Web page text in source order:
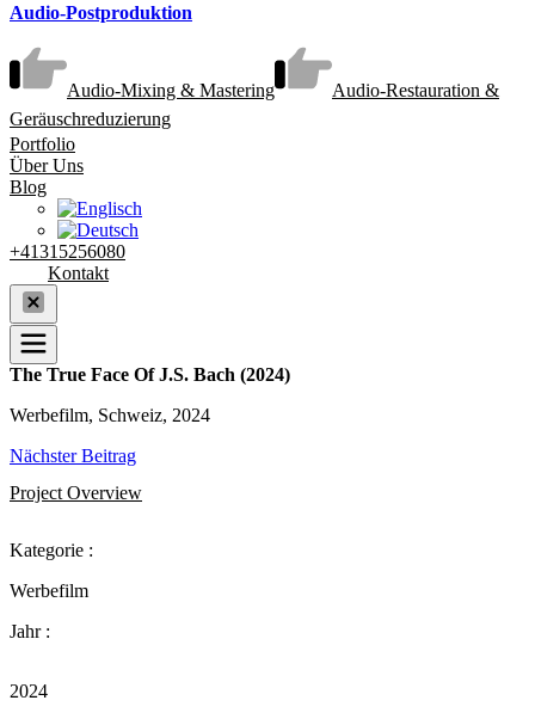
Audio-Postproduktion
Audio-Mixing & Mastering
Audio-Restauration &
Geräuschreduzierung
Portfolio
Über Uns
Blog
+41315256080
Kontakt
The True Face Of J.S. Bach (2024)
Werbefilm, Schweiz, 2024
Nächster Beitrag
Project Overview
Kategorie :
Werbefilm
Jahr :
2024